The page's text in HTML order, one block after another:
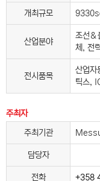
개최규모
산업분야
조선＆
체, 전
전시품목
산업자
틱스,
주최자
주최기관
담당자
전화 +358